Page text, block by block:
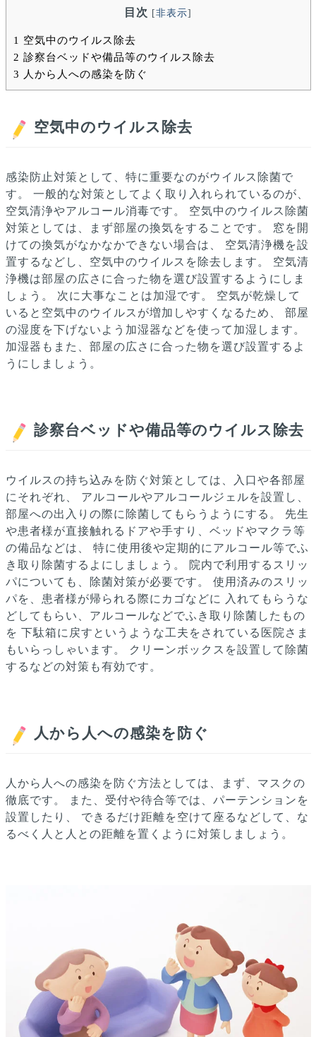
目次 [非表示]
1 空気中のウイルス除去
2 診察台ベッドや備品等のウイルス除去
3 人から人への感染を防ぐ
空気中のウイルス除去
感染防止対策として、特に重要なのがウイルス除菌で
す。
一般的な対策としてよく取り入れられているのが、
空気清浄やアルコール消毒です。
空気中のウイルス除菌
対策としては、まず部屋の換気をすることです。
窓を開
けての換気がなかなかできない場合は、
空気清浄機を設
置するなどし、空気中のウイルスを除去します。
空気清
浄機は部屋の広さに合った物を選び設置するようにしま
しょう。
次に大事なことは加湿です。
空気が乾燥して
いると空気中のウイルスが増加しやすくなるため、
部屋
の湿度を下げないよう加湿器などを使って加湿します。
加湿器もまた、部屋の広さに合った物を選び設置するよ
うにしましょう。
診察台ベッドや備品等のウイルス除去
ウイルスの持ち込みを防ぐ対策としては、入口や各部屋
にそれぞれ、
アルコールやアルコールジェルを設置し、
部屋への出入りの際に除菌してもらうようにする。
先生
や患者様が直接触れるドアや手すり、ベッドやマクラ等
の備品などは、
特に使用後や定期的にアルコール等でふ
き取り除菌するよにしましょう。
院内で利用するスリッ
パについても、除菌対策が必要です。
使用済みのスリッ
パを、患者様が帰られる際にカゴなどに
入れてもらうな
どしてもらい、アルコールなどでふき取り除菌したもの
を 下駄箱に戻すというような工夫をされている医院さま
もいらっしゃいます。
クリーンボックスを設置して除菌
するなどの対策も有効です。
人から人への感染を防ぐ
人から人への感染を防ぐ方法としては、まず、マスクの
徹底です。
また、受付や待合等では、パーテンションを
設置したり、
できるだけ距離を空けて座るなどして、な
るべく人と人との距離を置くように対策しましょう。